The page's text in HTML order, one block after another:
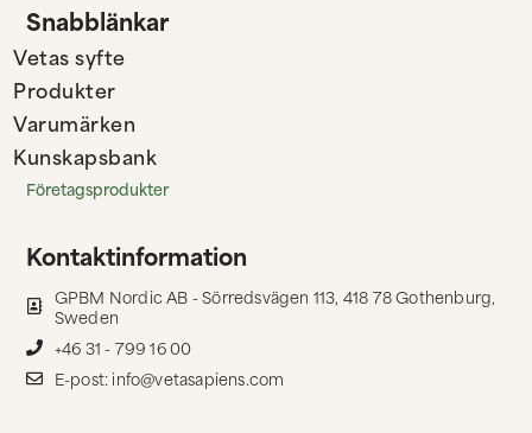
Snabblänkar
Vetas syfte
Produkter
Varumärken
Kunskapsbank
Företagsprodukter
Kontaktinformation
GPBM Nordic AB - Sörredsvägen 113, 418 78 Gothenburg,
Sweden
+46 31 - 799 16 00
E-post: info@vetasapiens.com